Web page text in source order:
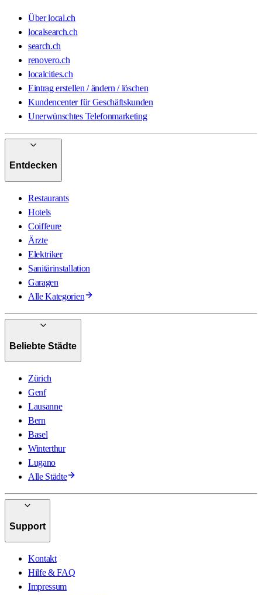
Über local.ch
localsearch.ch
search.ch
renovero.ch
localcities.ch
Eintrag erstellen / ändern / löschen
Kundencenter für Geschäftskunden
Unerwünschtes Telefonmarketing
Entdecken
Restaurants
Hotels
Coiffeure
Ärzte
Elektriker
Sanitärinstallation
Garagen
Alle Kategorien
Beliebte Städte
Zürich
Genf
Lausanne
Bern
Basel
Winterthur
Lugano
Alle Städte
Support
Kontakt
Hilfe & FAQ
Impressum